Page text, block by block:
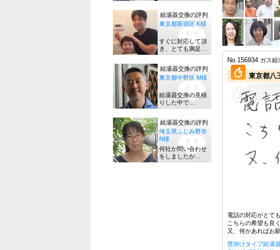
No.156934 ガス給
東京都八
電話の対応がとて
こちらの希望も良
又、何かあればお
壁掛けタイプ給湯
給湯器交換の評判
東京都新宿区 K様
すぐに対応して頂
き、とても満足…
給湯器交換の評判
東京都中野区 M様
給湯器交換の見積
りした中で…
給湯器交換の評判
埼玉県ふじみ野市
N様
何社か問い合わせ
をしましたが…